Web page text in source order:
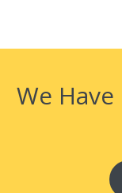
We Have